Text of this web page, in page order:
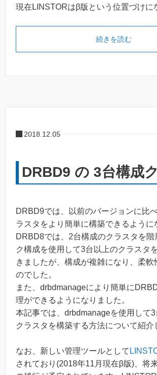
現在LINSTORはβ版という位置づけに
続きを読む
2018.12.05
DRBD9 の 3台構成
DRBD9では、以前のバージョンに比
ラスタをより簡単に構築できるように
DRBD8では、2台構成のクラスタを階
ク構成を使用して3台以上のクラスタ
きましたが、構成が複雑になり、柔軟
のでした。
また、drbdmanageにより簡単に
理ができるようになりました。
本記事では、drbdmanageを使用して
クラスタを構築する方法について紹介
なお、新しい管理ツールとして
されており(2018年11月現在β版)、将